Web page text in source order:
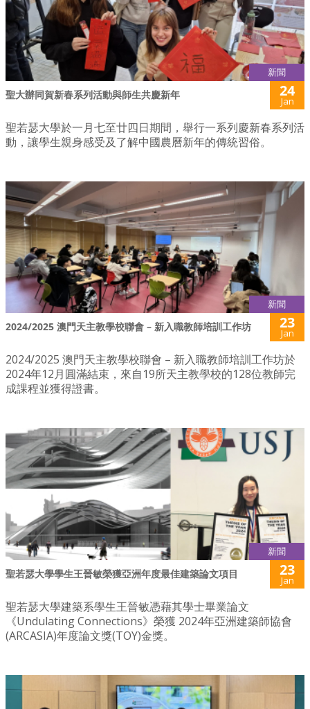
新聞
聖大辦同賀新春系列活動與師生共慶新年 24
Jan
聖若瑟大學於一月七至廿四日期間，舉行一系列慶新春系列活
動，讓學生親身感受及了解中國農曆新年的傳統習俗。
新聞
2024/2025 澳門天主教學校聯會 – 新入職教師培訓工作坊 23
Jan
2024/2025 澳門天主教學校聯會 – 新入職教師培訓工作坊於
2024年12月圓滿結束，來自19所天主教學校的128位教師完
成課程並獲得證書。
新聞
聖若瑟大學學生王晉敏榮獲亞洲年度最佳建築論文項目 23
Jan
聖若瑟大學建築系學生王晉敏憑藉其學士畢業論文
《Undulating Connections》榮獲 2024年亞洲建築師協會
(ARCASIA)年度論文獎(TOY)金獎。